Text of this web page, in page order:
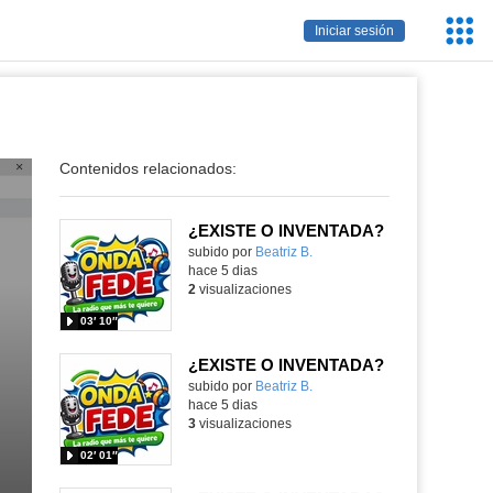
Iniciar sesión
Contenidos relacionados:
¿EXISTE O INVENTADA?
Contenido educativo.
subido por Beatriz B.
03′ 10″
hace 5 dias
2 visualizaciones
¿EXISTE O INVENTADA?
Contenido educativo.
subido por Beatriz B.
02′ 01″
hace 5 dias
3visualizaciones